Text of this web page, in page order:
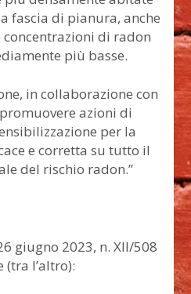
fascia di pianura, anche
concentrazioni di radon
più basse.
in collaborazione con
promuovere azioni di
per la
e corretta su tutto il
del rischio radon.”
giugno 2023, n. XII/508
(tra l’altro):